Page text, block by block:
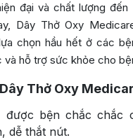
đại và chất lượng đến
Dây Thở Oxy
chọn hầu hết ở các
hỗ trợ sức khỏe cho
Thở Oxy
được bện chắc chắc
dễ thắt nút.